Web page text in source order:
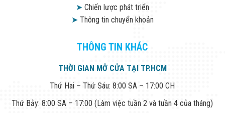
➤Chiến lược phát triển
➤Thông tin chuyển khoản
THÔNG TIN KHÁC
THỜI GIAN MỞ CỬA TẠI TP.HCM
Thứ Hai – Thứ Sáu: 8:00 SA – 17:00 CH
Thứ Bảy: 8:00 SA – 17:00 (Làm việc tuần 2 và tuần 4 của tháng)